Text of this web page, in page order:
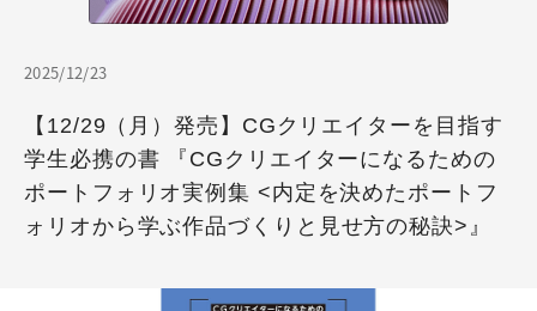
2025/12/23
【12/29（月）発売】CGクリエイターを目指す
学生必携の書 『CGクリエイターになるための
ポートフォリオ実例集 <内定を決めたポートフ
ォリオから学ぶ作品づくりと見せ方の秘訣>』